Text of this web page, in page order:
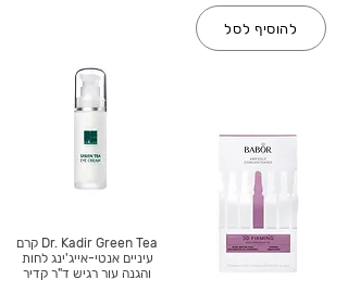
Dr. Kadir Green Tea קרם
עיניים אנטי-אייג'ינג לחות
והגנה עור רגיש ד"ר קדיר
להוסיף לסל